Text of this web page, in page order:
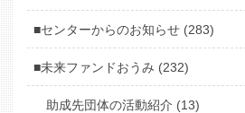
■センターからのお知らせ (283)
■未来ファンドおうみ (232)
助成先団体の活動紹介 (13)